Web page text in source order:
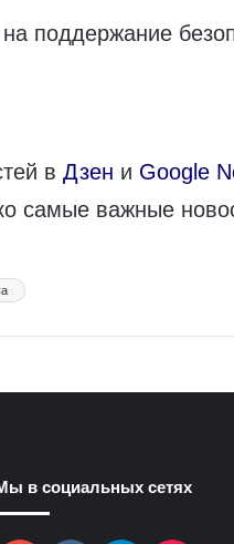
поддержание
в Дзен и Google
самые важные
в социальных сетях